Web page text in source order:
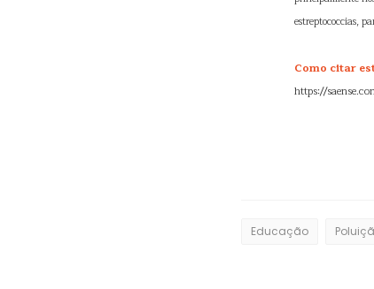
estreptococcias,
Como citar
https://
Educação